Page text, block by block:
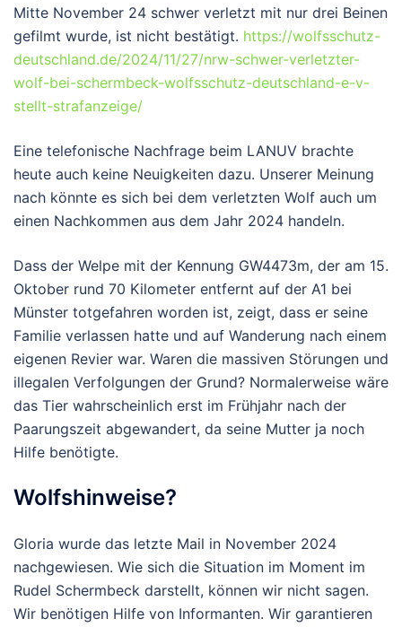
Mitte November 24 schwer verletzt mit nur drei Beinen
gefilmt wurde, ist nicht bestätigt. https://wolfsschutz-
deutschland.de/2024/11/27/nrw-schwer-verletzter-
wolf-bei-schermbeck-wolfsschutz-deutschland-e-v-
stellt-strafanzeige/
Eine telefonische Nachfrage beim LANUV brachte
heute auch keine Neuigkeiten dazu. Unserer Meinung
nach könnte es sich bei dem verletzten Wolf auch um
einen Nachkommen aus dem Jahr 2024 handeln.
Dass der Welpe mit der Kennung GW4473m, der am 15.
Oktober rund 70 Kilometer entfernt auf der A1 bei
Münster totgefahren worden ist, zeigt, dass er seine
Familie verlassen hatte und auf Wanderung nach einem
eigenen Revier war. Waren die massiven Störungen und
illegalen Verfolgungen der Grund? Normalerweise wäre
das Tier wahrscheinlich erst im Frühjahr nach der
Paarungszeit abgewandert, da seine Mutter ja noch
Hilfe benötigte.
Wolfshinweise?
Gloria wurde das letzte Mail in November 2024
nachgewiesen. Wie sich die Situation im Moment im
Rudel Schermbeck darstellt, können wir nicht sagen.
Wir benötigen Hilfe von Informanten. Wir garantieren